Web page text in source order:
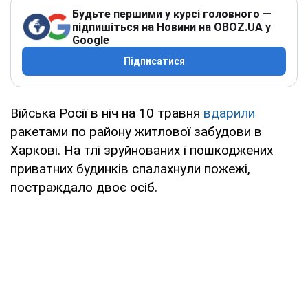
Будьте першими у курсі головного —
підпишіться на Новини на OBOZ.UA у
Google
Підписатися
Війська Росії в ніч на 10 травня вдарили
ракетами по району житлової забудови в
Харкові. На тлі зруйнованих і пошкоджених
приватних будинків спалахнули пожежі,
постраждало двоє осіб.